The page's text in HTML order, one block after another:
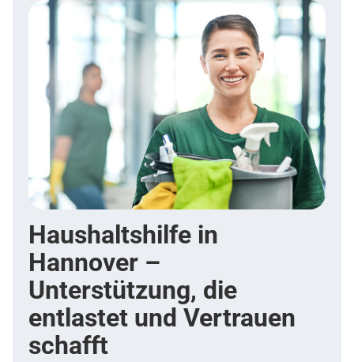
Haushaltshilfe in
Hannover –
Unterstützung, die
entlastet und Vertrauen
schafft